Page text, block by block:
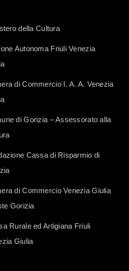
della Cultura
Autonoma Friuli Venezia
di Commercio I. A. A. Venezia
di Gorizia – Assessorato alla
Cassa di Risparmio di
di Commercio Venezia Giulia
Gorizia
Rurale ed Artigiana Friuli
Giulia